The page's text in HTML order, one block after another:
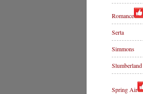
Romance
Serta
Simmons
Slumberland
Spring Air